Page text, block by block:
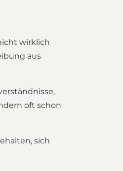
wirklich
aus
oft schon
sich